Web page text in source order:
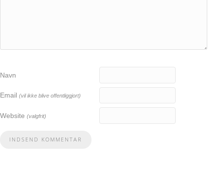
Navn
Email (vil ikke blive offentliggjort)
Website (valgfrit)